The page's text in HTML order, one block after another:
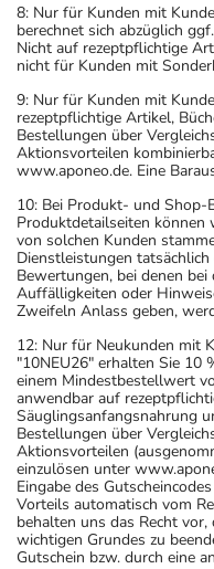
8: Nur für Kunden mit
berechnet sich abzüglich
Nicht auf rezeptpflichtige
nicht für Kunden mit
9: Nur für Kunden mit
rezeptpflichtige Artikel,
Bestellungen über
Aktionsvorteilen
www.aponeo.de. Eine
10: Bei Produkt- und Shop-
Produktdetailseiten können
von solchen Kunden
Dienstleistungen
Bewertungen, bei denen
Auffälligkeiten oder
Zweifeln Anlass geben,
12: Nur für Neukunden mit
"10NEU26" erhalten Sie 10
einem Mindestbestellwert
anwendbar auf
Säuglingsanfangsnahrung
Bestellungen über
Aktionsvorteilen
einzulösen unter
Eingabe des
Vorteils automatisch vom
behalten uns das Recht
wichtigen Grundes zu
Gutschein bzw. durch eine